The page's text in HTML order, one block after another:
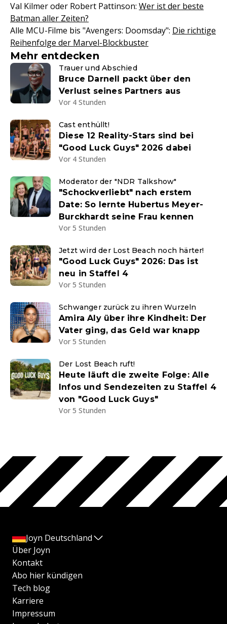
Val Kilmer oder Robert Pattinson: Wer ist der beste
Batman aller Zeiten?
Alle MCU-Filme bis "Avengers: Doomsday": Die richtige
Reihenfolge der Marvel-Blockbuster
Mehr entdecken
Trauer und Abschied
Bruce Darnell packt über den
Verlust seines Partners aus
Vor 4 Stunden
Cast enthüllt!
Diese 12 Reality-Stars sind bei
"Good Luck Guys" 2026 dabei
Vor 4 Stunden
Moderator der "NDR Talkshow"
"Schockverliebt" nach erstem
Date: So lernte Hubertus Meyer-
Burckhardt seine Frau kennen
Vor 5 Stunden
Jetzt wird der Lost Beach noch härter!
"Good Luck Guys" 2026: Das ist
neu in Staffel 4
Vor 5 Stunden
Schwanger zurück zu ihren Wurzeln
Amira Aly über ihre Kindheit: Der
Vater ging, das Geld war knapp
Vor 5 Stunden
Der Lost Beach ruft!
Heute läuft die zweite Folge: Alle
Infos und Sendezeiten zu Staffel 4
von "Good Luck Guys"
Vor 5 Stunden
Joyn Deutschland
Über Joyn
Kontakt
Abo hier kündigen
Tech blog
Karriere
Impressum